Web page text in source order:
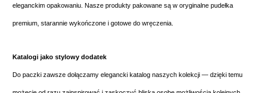
eleganckim opakowaniu. Nasze produkty pakowane są w oryginalne pudełka
premium, starannie wykończone i gotowe do wręczenia.
Katalogi jako stylowy dodatek
Do paczki zawsze dołączamy elegancki katalog naszych kolekcji — dzięki temu